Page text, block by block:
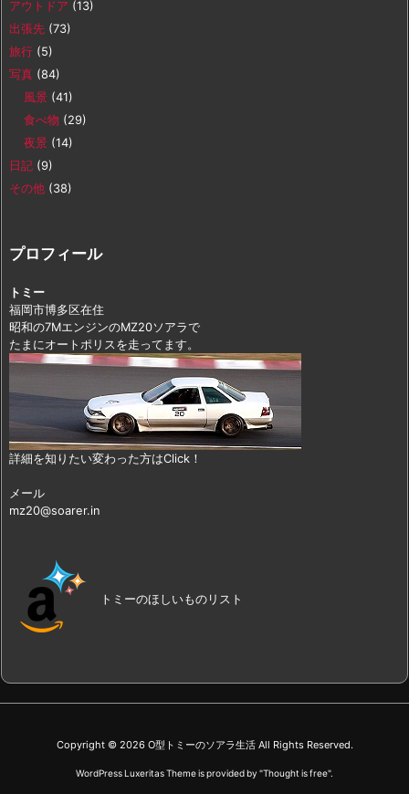
アウトドア (13)
出張先 (73)
旅行 (5)
写真 (84)
風景 (41)
食べ物 (29)
夜景 (14)
日記 (9)
その他 (38)
プロフィール
トミー
福岡市博多区在住
昭和の7MエンジンのMZ20ソアラで
たまにオートポリスを走ってます。
詳細を知りたい変わった方はClick！
メール
mz20@soarer.in
トミーのほしいものリスト
Copyright © 2026 O型トミーのソアラ生活All Rights Reserved.
WordPress Luxeritas Theme is provided by "Thought is free".